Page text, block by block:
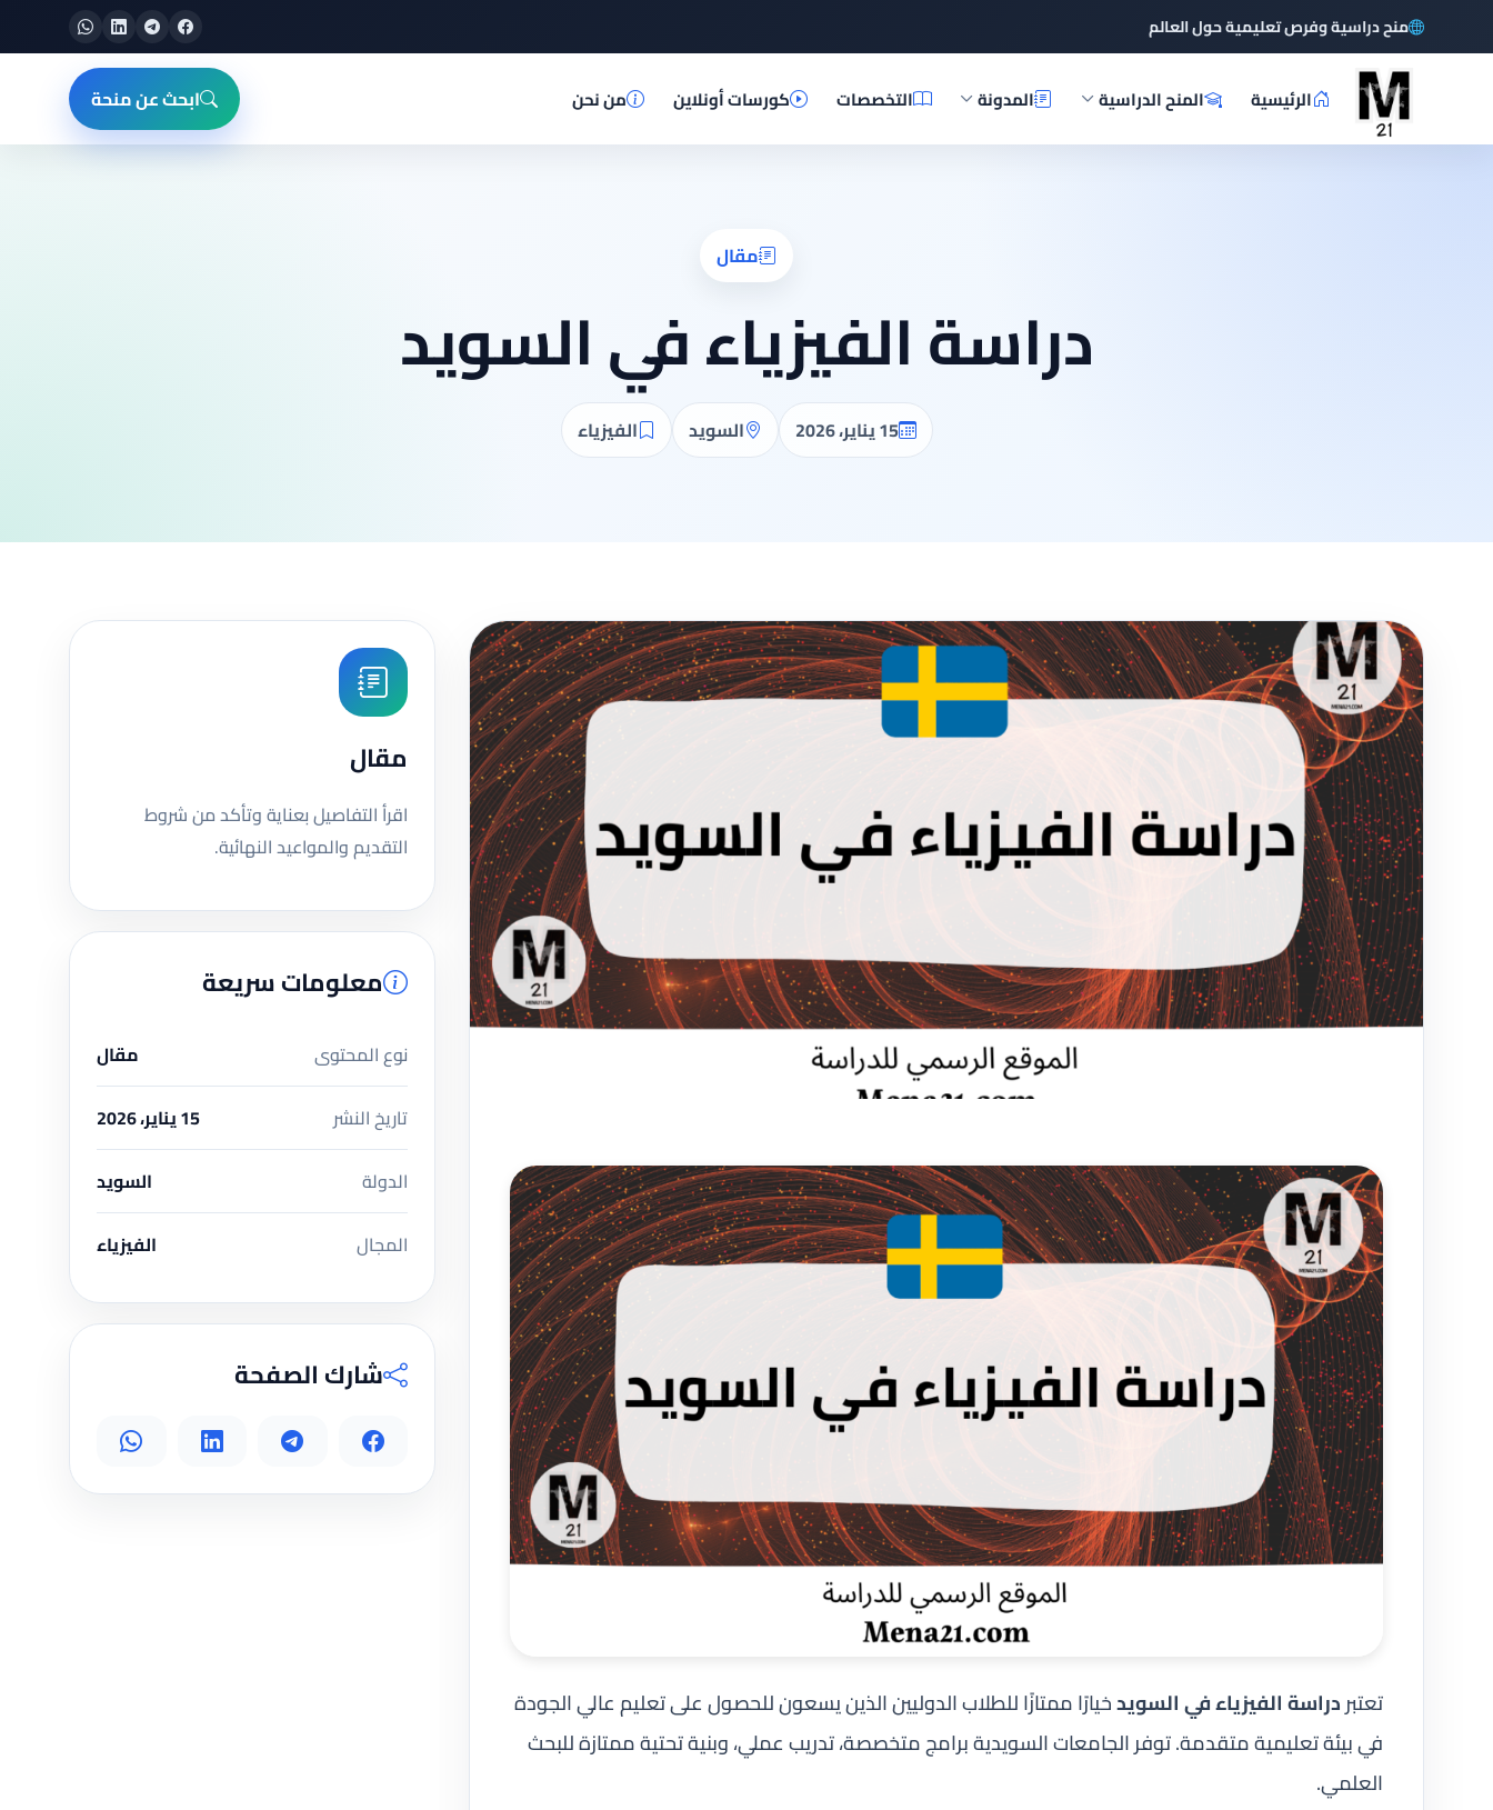
منح دراسية وفرص تعليمية حول العالم
الرئيسية المنح الدراسية المدونة التخصصات كورسات أونلاين من نحن ابحث عن منحة
مقال
دراسة الفيزياء في السويد
15 يناير، 2026 السويد الفيزياء
تعتبردراسة الفيزياء في السويدخيارًا ممتازًا للطلاب الدوليين الذين يسعون للحصول على تعليم عالي الجودة
في بيئة تعليمية متقدمة. توفر الجامعات السويدية برامج متخصصة، تدريب عملي، وبنية تحتية ممتازة للبحث
العلمي.
مقال
اقرأ التفاصيل بعناية وتأكد من شروط
التقديم والمواعيد النهائية.
معلومات سريعة
نوع المحتوى
مقال
تاريخ النشر
15 يناير، 2026
الدولة
السويد
المجال
الفيزياء
شارك الصفحة